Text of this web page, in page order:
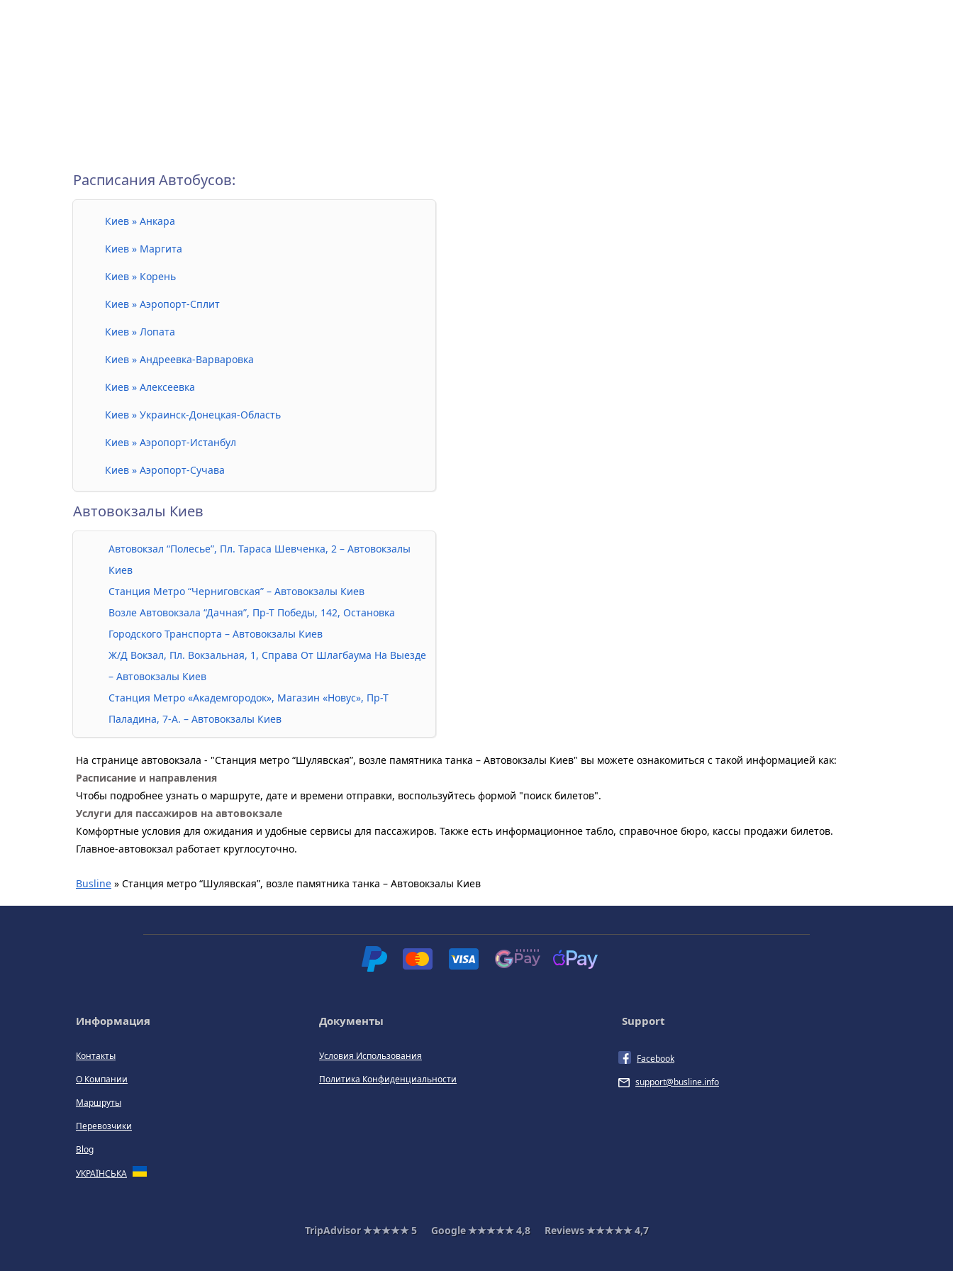
Расписания Автобусов:
Киев » Анкара
Киев » Маргита
Киев » Корень
Киев » Аэропорт-Сплит
Киев » Лопата
Киев » Андреевка-Варваровка
Киев » Алексеевка
Киев » Украинск-Донецкая-Область
Киев » Аэропорт-Истанбул
Киев » Аэропорт-Сучава
Автовокзалы Киев
Автовокзал “Полесье”, Пл. Тараса Шевченка, 2 – Автовокзалы
Киев
Станция Метро “Черниговская” – Автовокзалы Киев
Возле Автовокзала “Дачная”, Пр-Т Победы, 142, Остановка
Городского Транспорта – Автовокзалы Киев
Ж/Д Вокзал, Пл. Вокзальная, 1, Справа От Шлагбаума На Выезде
– Автовокзалы Киев
Станция Метро «Академгородок», Магазин «Новус», Пр-Т
Паладина, 7-А. – Автовокзалы Киев
На странице автовокзала - "Станция метро “Шулявская”, возле памятника танка – Автовокзалы Киев" вы можете ознакомиться с такой информацией как:
Расписание и направления
Чтобы подробнее узнать о маршруте, дате и времени отправки, воспользуйтесь формой "поиск билетов".
Услуги для пассажиров на автовокзале
Комфортные условия для ожидания и удобные сервисы для пассажиров. Также есть информационное табло, справочное бюро, кассы продажи билетов.
Главное-автовокзал работает круглосуточно.
Busline » Станция метро “Шулявская”, возле памятника танка – Автовокзалы Киев
Информация
Контакты
О Компании
Маршруты
Перевозчики
Blog
УКРАЇНСЬКА
Документы
Условия Использования
Политика Конфиденциальности
Support
Facebook
support@busline.info
TripAdvisor ★★★★★5 Google ★★★★★4,8 Reviews ★★★★★4,7